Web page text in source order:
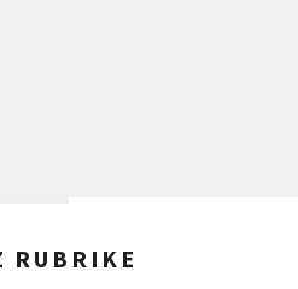
RUBRIKE